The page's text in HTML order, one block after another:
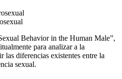
Behavior in the Human Male”,
para analizar a la
las diferencias existentes entre la
sexual.